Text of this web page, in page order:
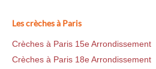
Les crèches à Paris
Crèches à Paris 15e Arrondissement
Crèches à Paris 18e Arrondissement